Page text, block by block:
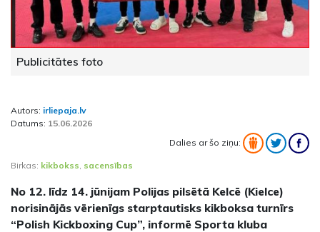
Publicitātes foto
Autors: irliepaja.lv
Datums: 15.06.2026
Dalies ar šo ziņu:
Birkas: kikbokss sacensības
No 12. līdz 14. jūnijam Polijas pilsētā Kelcē (Kielce)
norisinājās vērienīgs starptautisks kikboksa turnīrs
“Polish Kickboxing Cup”, informē Sporta kluba